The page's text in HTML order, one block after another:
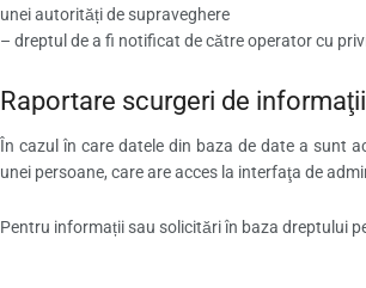
unei autorități de supraveghere
– dreptul de a fi notificat de către operator cu
Raportare scurgeri de informaţii
În cazul în care datele din baza de date a sunt
unei persoane, care are acces la interfaţa de
Pentru informații sau solicitări în baza dreptului